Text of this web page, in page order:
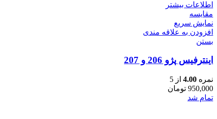
اطلاعات بیشتر
مقایسه
نمایش سریع
افزودن به علاقه مندی
بستن
اینترفیس پژو 206 و 207
نمره 4.00 از 5
950,000 تومان
تمام شد